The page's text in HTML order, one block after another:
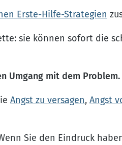
Erste-Hilfe-Strategien
sie können sofort die
Umgang mit dem Problem.
Angst zu versagen, Angst
Sie den Eindruck